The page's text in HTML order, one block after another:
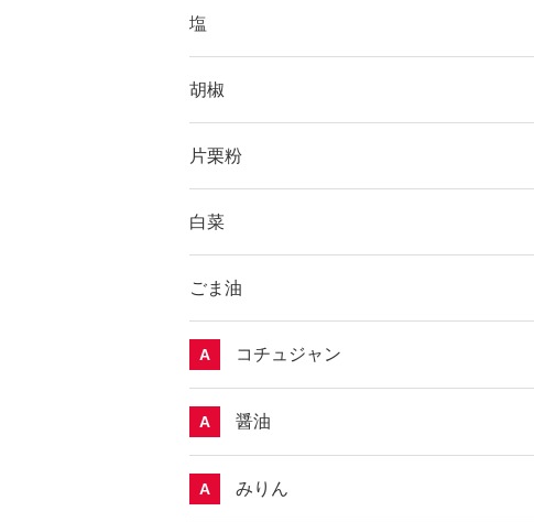
塩
胡椒
片栗粉
白菜
ごま油
A コチュジャン
A 醤油
A みりん